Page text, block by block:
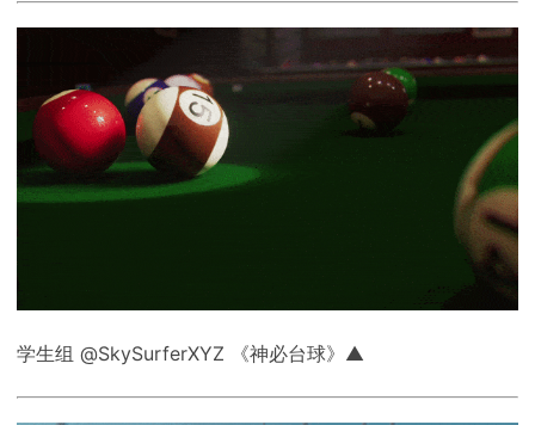
学生组 @SkySurferXYZ 《神必台球》▲